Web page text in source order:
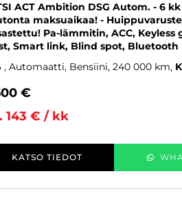
ACT Ambition DSG Autom. - 6
maksuaikaa! -
Pa-lämmitin, ACC, Keyless
Smart link, Blind spot, Bluetooth
, Automaatti, Bensiini, 240 000 km
€
143 € / kk
KATSO TIEDOT